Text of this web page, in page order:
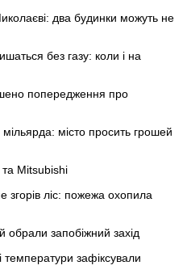
два будинки можуть не
без газу: коли і на
попередження про
місто просить грошей
та Mitsubishi
згорів ліс: пожежа охопила
запобіжний захід
температури зафіксували